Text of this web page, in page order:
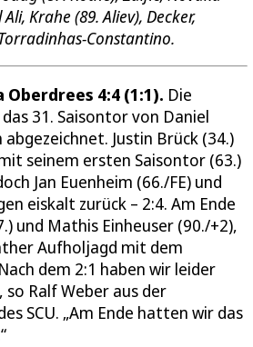
Krahe (89. Aliev), Decker,
Constantino.
Oberdrees 4:4 (1:1). Die
31. Saisontor von Daniel
Justin Brück (34.)
seinem ersten Saisontor (63.)
Jan Euenheim (66./FE) und
eiskalt zurück – 2:4. Am Ende
und Mathis Einheuser (90./+2),
Aufholjagd mit dem
dem 2:1 haben wir leider
so Ralf Weber aus der
SCU. „Am Ende hatten wir das